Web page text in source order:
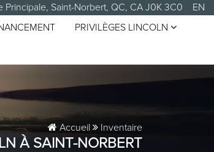
Principale, Saint-Norbert, QC, CA J0K 3C0 EN
PRIVILÈGES LINCOLN
Accueil Inventaire
À SAINT-NORBERT